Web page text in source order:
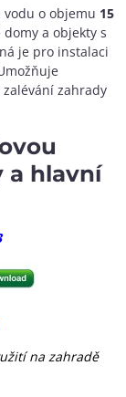
o objemu 15
a objekty s
je pro instalaci
zahrady
a hlavní
na zahradě